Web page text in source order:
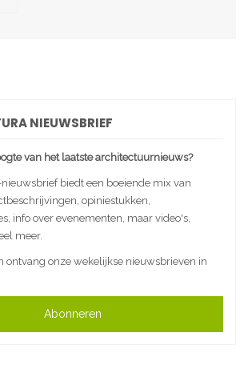
NIEUWSBRIEF
van het laatste architectuurnieuws?
biedt een boeiende mix van
opiniestukken,
info over evenementen, maar video's,
meer.
ontvang onze wekelijkse nieuwsbrieven in
Abonneren